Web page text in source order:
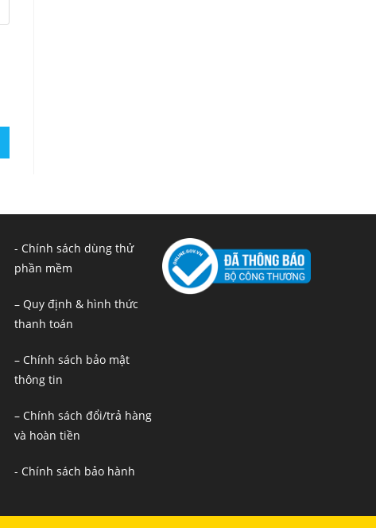
- Chính sách dùng thử
phần mềm
– Quy định & hình thức
thanh toán
– Chính sách bảo mật
thông tin
– Chính sách đổi/trả hàng
và hoàn tiền
- Chính sách bảo hành